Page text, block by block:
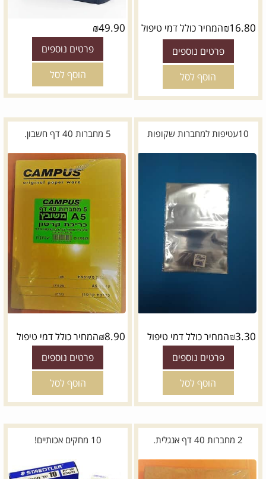
₪16.80 המחיר כולל דמי טיפול
פרטים נוספים
הוסף לסל
₪49.90
פרטים נוספים
הוסף לסל
10עטיפות למחברות שקופות
₪3.30 המחיר כולל דמי טיפול
פרטים נוספים
הוסף לסל
5 מחברות 40 דף חשבון.
₪8.90 המחיר כולל דמי טיפול
פרטים נוספים
הוסף לסל
2 מחברות 40 דף אנגלית. 10 מחקים אכותיים!